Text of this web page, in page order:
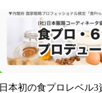
日本初の食プロレベル